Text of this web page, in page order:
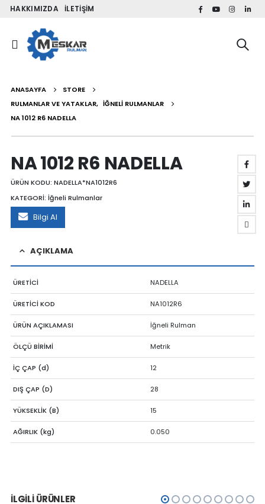
HAKKIMIZDA İLETIŞIM
ANASAYFA
STORE
RULMANLAR VE YATAKLAR, İĞNELI RULMANLAR
NA 1012 R6 NADELLA
NA 1012 R6 NADELLA
ÜRÜN KODU: NADELLA*NA1012R6
KATEGORİ: İğneli Rulmanlar
Bilgi Al
AÇIKLAMA
ÜRETİCİ NADELLA
ÜRETİCİ KOD NA1012R6
ÜRÜN AÇIKLAMASI İğneli Rulman
ÖLÇÜ BİRİMİ Metrik
İÇ ÇAP (d) 12
DIŞ ÇAP (D) 28
YÜKSEKLİK (B) 15
AĞIRLIK (kg) 0.050
İLGILI ÜRÜNLER